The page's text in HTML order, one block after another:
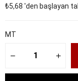
₺5,68 'den başlayan
MT